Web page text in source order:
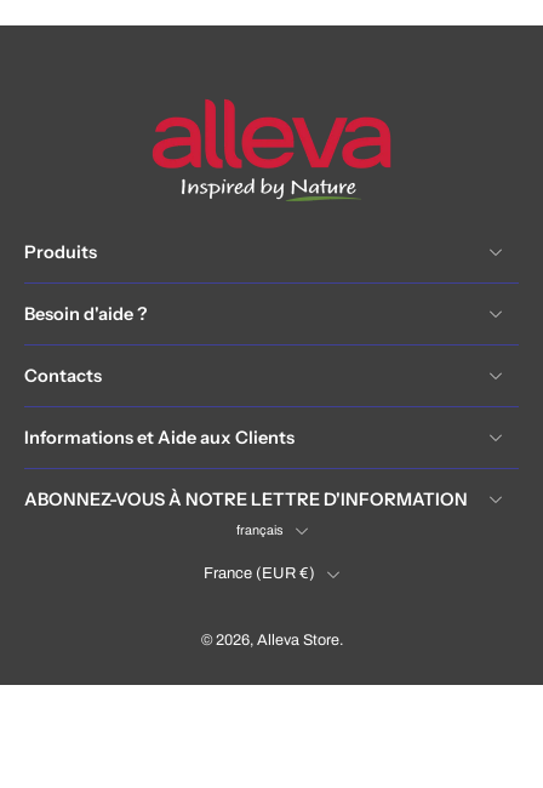
Produits
Besoin d'aide ?
Contacts
Informations et Aide aux Clients
ABONNEZ-VOUS À NOTRE LETTRE D'INFORMATION
français
France ‎(EUR €)‎
© 2026, Alleva Store.